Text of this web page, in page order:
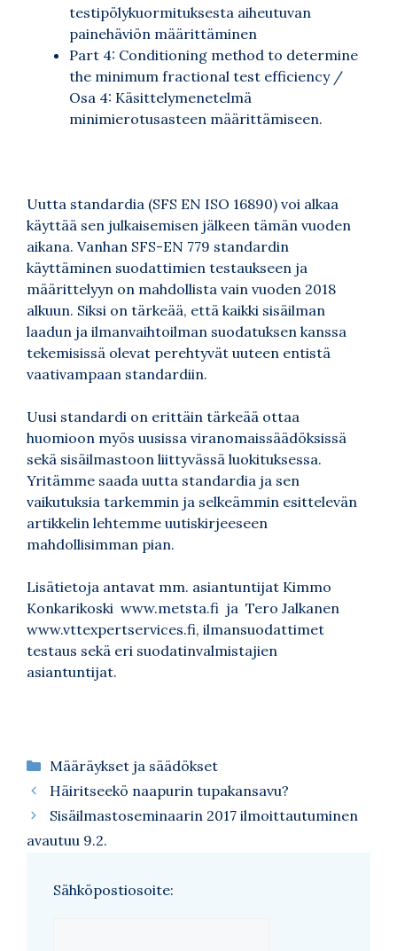
testipölykuormituksesta aiheutuvan
painehäviön määrittäminen
Part 4: Conditioning method to determine
the minimum fractional test efficiency /
Osa 4: Käsittelymenetelmä
minimierotusasteen määrittämiseen.
Uutta standardia (SFS EN ISO 16890) voi alkaa
käyttää sen julkaisemisen jälkeen tämän vuoden
aikana. Vanhan SFS-EN 779 standardin
käyttäminen suodattimien testaukseen ja
määrittelyyn on mahdollista vain vuoden 2018
alkuun. Siksi on tärkeää, että kaikki sisäilman
laadun ja ilmanvaihtoilman suodatuksen kanssa
tekemisissä olevat perehtyvät uuteen entistä
vaativampaan standardiin.
Uusi standardi on erittäin tärkeää ottaa
huomioon myös uusissa viranomaissäädöksissä
sekä sisäilmastoon liittyvässä luokituksessa.
Yritämme saada uutta standardia ja sen
vaikutuksia tarkemmin ja selkeämmin esittelevän
artikkelin lehtemme uutiskirjeeseen
mahdollisimman pian.
Lisätietoja antavat mm. asiantuntijat Kimmo
Konkarikoski www.metsta.fi ja Tero Jalkanen
www.vttexpertservices.fi, ilmansuodattimet
testaus sekä eri suodatinvalmistajien
asiantuntijat.
Kategoriat
Määräykset ja säädökset
Häiritseekö naapurin tupakansavu?
Sisäilmastoseminaarin 2017 ilmoittautuminen
avautuu 9.2.
Sähköpostiosoite: